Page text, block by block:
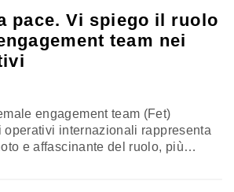
pace. Vi spiego il ruolo
team nei
engagement team (Fet)
operativi internazionali rappresenta
e affascinante del ruolo, più